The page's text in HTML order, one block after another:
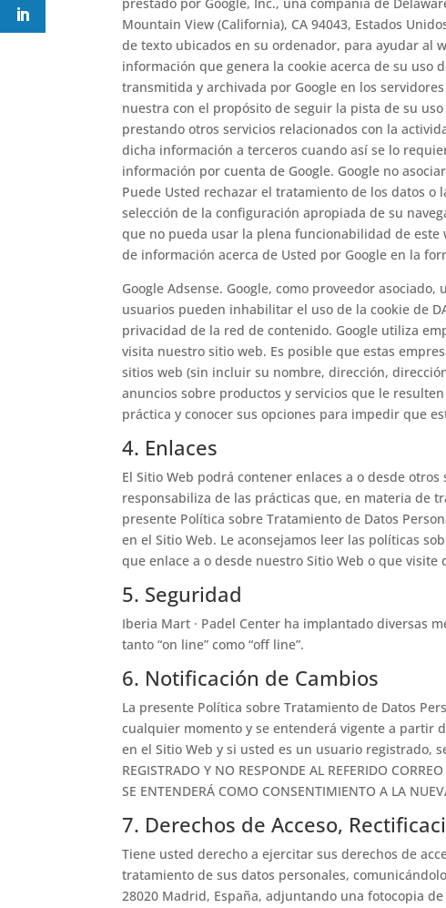
Mountain View (California), CA 94043, Estados
de texto ubicados en su ordenador, para ayudar al
información que genera la cookie acerca de su uso
transmitida y archivada por Google en los
nuestra con el propósito de seguir la pista de su
prestando otros servicios relacionados con la
dicha información a terceros cuando así se lo
información por cuenta de Google. Google no
Puede Usted rechazar el tratamiento de los datos
selección de la configuración apropiada de su
que no pueda usar la plena funcionabilidad de
de información acerca de Usted por Google en la
Google Adsense. Google, como proveedor
usuarios pueden inhabilitar el uso de la cookie de
privacidad de la red de contenido. Google utiliza
visita nuestro sitio web. Es posible que estas
sitios web (sin incluir su nombre, dirección,
anuncios sobre productos y servicios que le
práctica y conocer sus opciones para impedir que
4. Enlaces
El Sitio Web podrá contener enlaces a o desde
responsabiliza de las prácticas que, en materia de
presente Política sobre Tratamiento de Datos
en el Sitio Web. Le aconsejamos leer las políticas
que enlace a o desde nuestro Sitio Web o que visite
5. Seguridad
Iberia Mart · Padel Center ha implantado diversas
tanto “on line” como “off line”.
6. Notificación de Cambios
La presente Política sobre Tratamiento de Datos
cualquier momento y se entenderá vigente a partir
en el Sitio Web y si usted es un usuario registrado,
REGISTRADO Y NO RESPONDE AL REFERIDO
SE ENTENDERÁ COMO CONSENTIMIENTO A LA
7. Derechos de Acceso,
Tiene usted derecho a ejercitar sus derechos de
tratamiento de sus datos personales,
28020 Madrid, España, adjuntando una fotocopia